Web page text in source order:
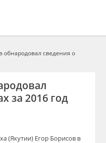
обнародовал сведения о
за 2016 год
(Якутии) Егор Борисов в